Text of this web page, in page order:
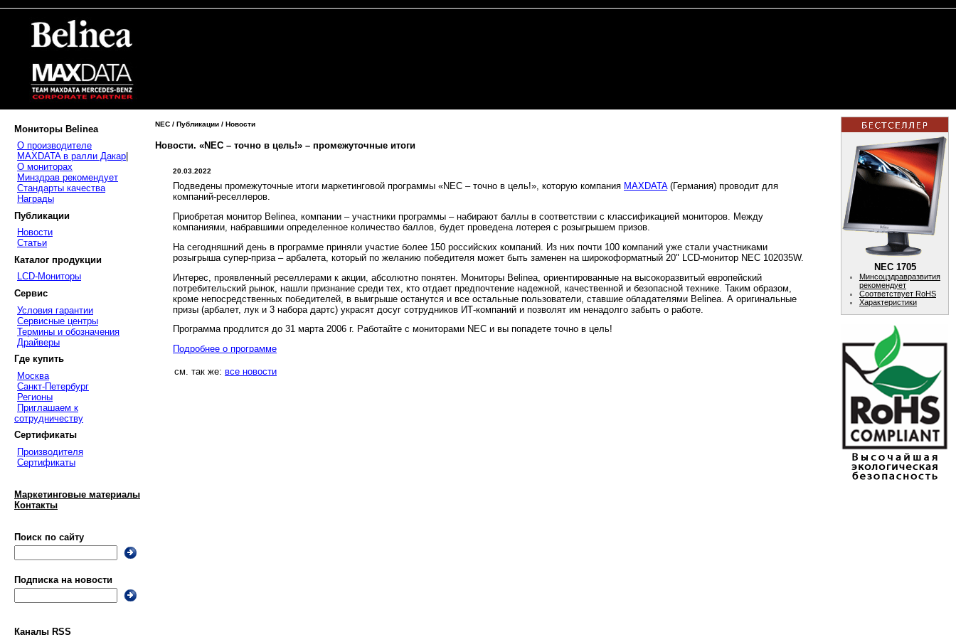
Мониторы Belinea
О производителе
MAXDATA в ралли Дакар
О мониторах
Минздрав рекомендует
Стандарты качества
Награды
Публикации
Новости
Статьи
Каталог продукции
LCD-Мониторы
Сервис
Условия гарантии
Сервисные центры
Термины и обозначения
Драйверы
Где купить
Москва
Санкт-Петербург
Регионы
Приглашаем к
сотрудничеству
Сертификаты
Производителя
Сертификаты
Маркетинговые материалы
Контакты
Поиск по сайту
Подписка на новости
Каналы RSS
NEC / Публикации / Новости
Новости. «NEC – точно в цель!» – промежуточные итоги
20.03.2022
Подведены промежуточные итоги маркетинговой программы «NEC – точно в цель!», которую компания MAXDATA(Германия) проводит для
компаний-реселлеров.
Приобретая монитор Belinea, компании – участники программы – набирают баллы в соответствии с классификацией мониторов. Между
компаниями, набравшими определенное количество баллов, будет проведена лотерея с розыгрышем призов.
На сегодняшний день в программе приняли участие более 150 российских компаний. Из них почти 100 компаний уже стали участниками
розыгрыша супер-приза – арбалета, который по желанию победителя может быть заменен на широкоформатный 20" LCD-монитор NEC 102035W.
Интерес, проявленный реселлерами к акции, абсолютно понятен. Мониторы Belinea, ориентированные на высокоразвитый европейский
потребительский рынок, нашли признание среди тех, кто отдает предпочтение надежной, качественной и безопасной технике. Таким образом,
кроме непосредственных победителей, в выигрыше останутся и все остальные пользователи, ставшие обладателями Belinea. А оригинальные
призы (арбалет, лук и 3 набора дартс) украсят досуг сотрудников ИТ-компаний и позволят им ненадолго забыть о работе.
Программа продлится до 31 марта 2006 г. Работайте с мониторами NEC и вы попадете точно в цель!
Подробнее о программе
см. так же: все новости
NEC 1705
Минсоцздравразвития
рекомендует
Соответствует RoHS
Характеристики